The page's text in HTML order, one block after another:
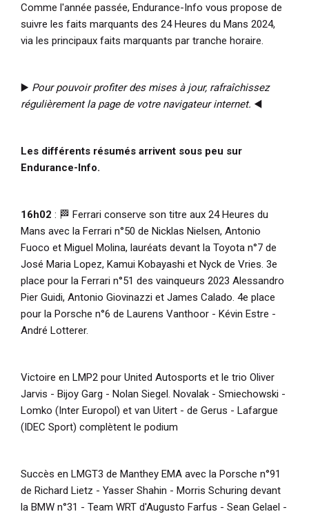
Comme l'année passée, Endurance-Info vous propose de
suivre les faits marquants des 24 Heures du Mans 2024,
via les principaux faits marquants par tranche horaire.
▶️ Pour pouvoir profiter des mises à jour, rafraîchissez
régulièrement la page de votre navigateur internet. ◀️
Les différents résumés arrivent sous peu sur
Endurance-Info.
16h02 : 🏁 Ferrari conserve son titre aux 24 Heures du
Mans avec la Ferrari n°50 de Nicklas Nielsen, Antonio
Fuoco et Miguel Molina, lauréats devant la Toyota n°7 de
José Maria Lopez, Kamui Kobayashi et Nyck de Vries. 3e
place pour la Ferrari n°51 des vainqueurs 2023 Alessandro
Pier Guidi, Antonio Giovinazzi et James Calado. 4e place
pour la Porsche n°6 de Laurens Vanthoor - Kévin Estre -
André Lotterer.
Victoire en LMP2 pour United Autosports et le trio Oliver
Jarvis - Bijoy Garg - Nolan Siegel. Novalak - Smiechowski -
Lomko (Inter Europol) et van Uitert - de Gerus - Lafargue
(IDEC Sport) complètent le podium
Succès en LMGT3 de Manthey EMA avec la Porsche n°91
de Richard Lietz - Yasser Shahin - Morris Schuring devant
la BMW n°31 - Team WRT d'Augusto Farfus - Sean Gelael -